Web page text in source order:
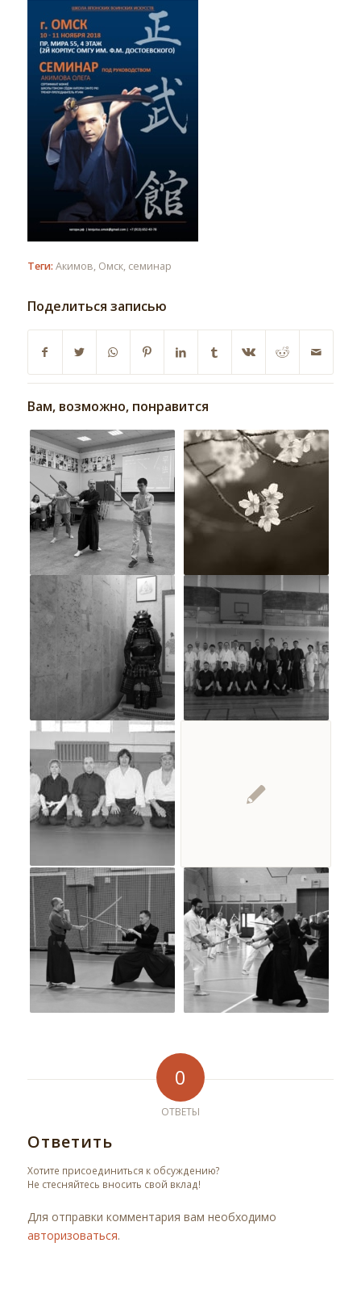
Теги: Акимов, Омск, семинар
Поделиться записью
Вам, возможно, понравится
0
ОТВЕТЫ
Ответить
Хотите присоединиться к обсуждению?
Не стесняйтесь вносить свой вклад!
Для отправки комментария вам необходимо
авторизоваться.